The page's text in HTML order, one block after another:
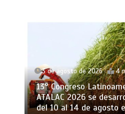
1 de agosto de 2026 4
En Yaracuy ejecutarán
comunal para la
hectáreas de caña de
para semilla